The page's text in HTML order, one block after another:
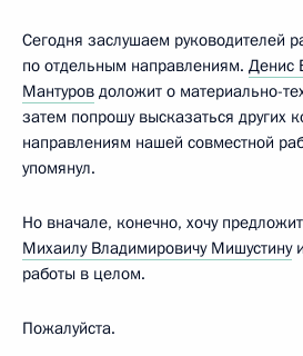
Сегодня заслушаем руководителей
по отдельным направлениям. Денис
Мантуров доложит о материально-
затем попрошу высказаться других
направлениям нашей совместной
упомянул.
Но вначале, конечно, хочу
Михаилу Владимировичу Мишустину
работы в целом.
Пожалуйста.